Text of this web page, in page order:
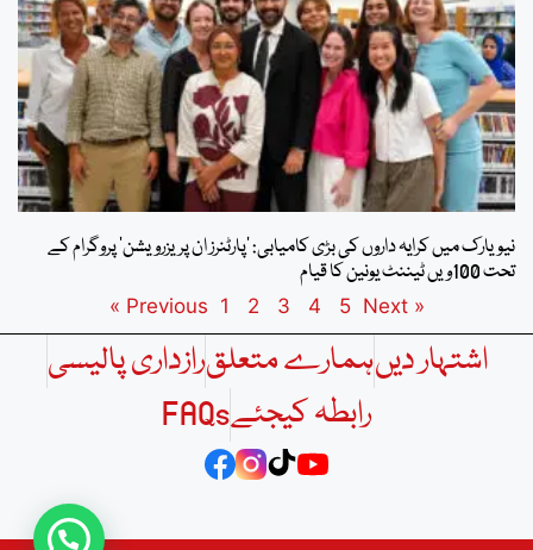
نیویارک میں کرایہ داروں کی بڑی کامیابی: ’پارٹنرز ان پریزرویشن‘ پروگرام کے
تحت 100ویں ٹیننٹ یونین کا قیام
« Previous
1 2 3 4 5 Next »
اشتہار دیںہمارے متعلقرازداری پالیسی
رابطہ کیجئےFAQs